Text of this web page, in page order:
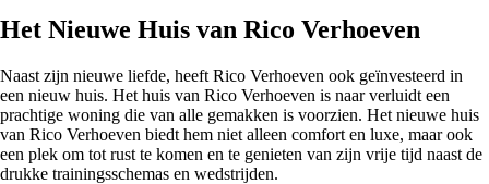
Het Nieuwe Huis van Rico Verhoeven
Naast zijn nieuwe liefde, heeft Rico Verhoeven ook geïnvesteerd in
een nieuw huis. Het huis van Rico Verhoeven is naar verluidt een
prachtige woning die van alle gemakken is voorzien. Het nieuwe huis
van Rico Verhoeven biedt hem niet alleen comfort en luxe, maar ook
een plek om tot rust te komen en te genieten van zijn vrije tijd naast de
drukke trainingsschemas en wedstrijden.